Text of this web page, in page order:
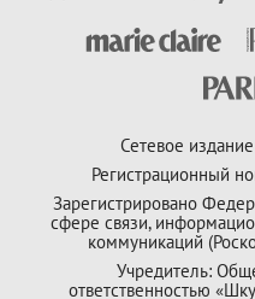
Сетевое
Регистрационный
Зарегистрировано
сфере связи,
коммуникаций
Учредитель:
ответственностью